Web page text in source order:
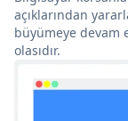
açıklarından
büyümeye devam
olasıdır.